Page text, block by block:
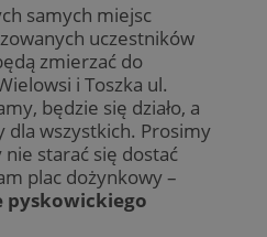
samych miejsc
uczestników
zmierzać do
i Toszka ul.
będzie się działo, a
dla wszystkich. Prosimy
starać się dostać
plac dożynkowy –
pyskowickiego